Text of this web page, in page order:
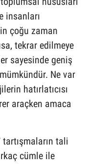
insanları
çoğu zaman
tekrar edilmeye
sayesinde geniş
Ne var
hatırlatıcısı
araçken amaca
tali
cümle ile